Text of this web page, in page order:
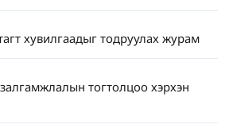
хувилгаадыг тодруулах журам
тогтолцоо хэрхэн